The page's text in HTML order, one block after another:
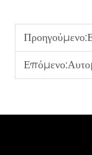
Προηγούμενο:
Επόμενο: